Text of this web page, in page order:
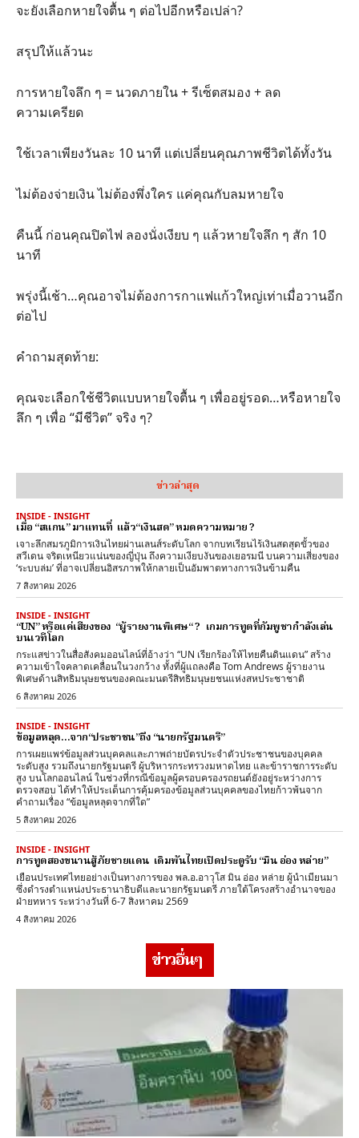
จะยังเลือกหายใจตื้น ๆ ต่อไปอีกหรือเปล่า?
สรุปให้แล้วนะ
การหายใจลึก ๆ = นวดภายใน + รีเซ็ตสมอง + ลด
ความเครียด
ใช้เวลาเพียงวันละ 10 นาที แต่เปลี่ยนคุณภาพชีวิตได้ทั้งวัน
ไม่ต้องจ่ายเงิน ไม่ต้องพึ่งใคร แค่คุณกับลมหายใจ
คืนนี้ ก่อนคุณปิดไฟ ลองนั่งเงียบ ๆ แล้วหายใจลึก ๆ สัก 10
นาที
พรุ่งนี้เช้า…คุณอาจไม่ต้องการกาแฟแก้วใหญ่เท่าเมื่อวานอีก
ต่อไป
คำถามสุดท้าย:
คุณจะเลือกใช้ชีวิตแบบหายใจตื้น ๆ เพื่ออยู่รอด…หรือหายใจ
ลึก ๆ เพื่อ “มีชีวิต” จริง ๆ?
ข่าวล่าสุด
INSIDE - INSIGHT
เมื่อ “สแกน” มาแทนที่ แล้ว“เงินสด” หมดความหมาย ?
เจาะลึกสมรภูมิการเงินไทยผ่านเลนส์ระดับโลก จากบทเรียนไร้เงินสดสุดขั้วของ
สวีเดน จริตเหนียวแน่นของญี่ปุ่น ถึงความเงียบงันของเยอรมนี บนความเสี่ยงของ
‘ระบบล่ม’ ที่อาจเปลี่ยนอิสรภาพให้กลายเป็นอัมพาตทางการเงินข้ามคืน
7 สิงหาคม 2026
INSIDE - INSIGHT
“UN” หรือแค่เสียงของ “ผู้รายงานพิเศษ“ ? เกมการทูตที่กัมพูชากำลังเล่น
บนเวทีโลก
กระแสข่าวในสื่อสังคมออนไลน์ที่อ้างว่า “UN เรียกร้องให้ไทยคืนดินแดน” สร้าง
ความเข้าใจคลาดเคลื่อนในวงกว้าง ทั้งที่ผู้แถลงคือ Tom Andrews ผู้รายงาน
พิเศษด้านสิทธิมนุษยชนของคณะมนตรีสิทธิมนุษยชนแห่งสหประชาชาติ
6 สิงหาคม 2026
INSIDE - INSIGHT
ข้อมูลหลุด…จาก“ประชาชน”ถึง “นายกรัฐมนตรี”
การเผยแพร่ข้อมูลส่วนบุคคลและภาพถ่ายบัตรประจำตัวประชาชนของบุคคล
ระดับสูง รวมถึงนายกรัฐมนตรี ผู้บริหารกระทรวงมหาดไทย และข้าราชการระดับ
สูง บนโลกออนไลน์ ในช่วงที่กรณีข้อมูลผู้ครอบครองรถยนต์ยังอยู่ระหว่างการ
ตรวจสอบ ได้ทำให้ประเด็นการคุ้มครองข้อมูลส่วนบุคคลของไทยก้าวพ้นจาก
คำถามเรื่อง “ข้อมูลหลุดจากที่ใด”
5 สิงหาคม 2026
INSIDE - INSIGHT
การทูตสองขนานสู้ภัยชายแดน เดิมพันไทยเปิดประตูรับ “มิน อ่อง หล่าย”
เยือนประเทศไทยอย่างเป็นทางการของ พล.อ.อาวุโส มิน อ่อง หล่าย ผู้นำเมียนมา
ซึ่งดำรงตำแหน่งประธานาธิบดีและนายกรัฐมนตรี ภายใต้โครงสร้างอำนาจของ
ฝ่ายทหาร ระหว่างวันที่ 6-7 สิงหาคม 2569
4 สิงหาคม 2026
ข่าวอื่นๆ